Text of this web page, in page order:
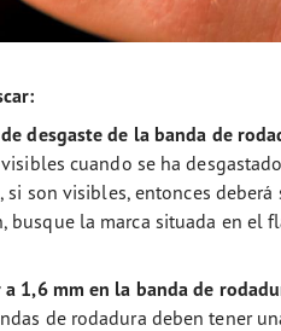
desgaste de la banda de
cuando se ha
si son visibles, entonces
busque la marca situada en el
1,6 mm en la banda de
de rodadura deben tener